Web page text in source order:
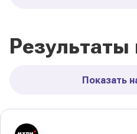
Результаты
Показать